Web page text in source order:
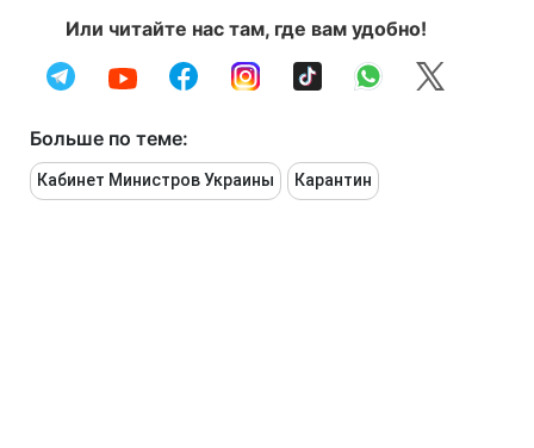
Или читайте нас там, где вам удобно!
Больше по теме:
Кабинет Министров Украины Карантин